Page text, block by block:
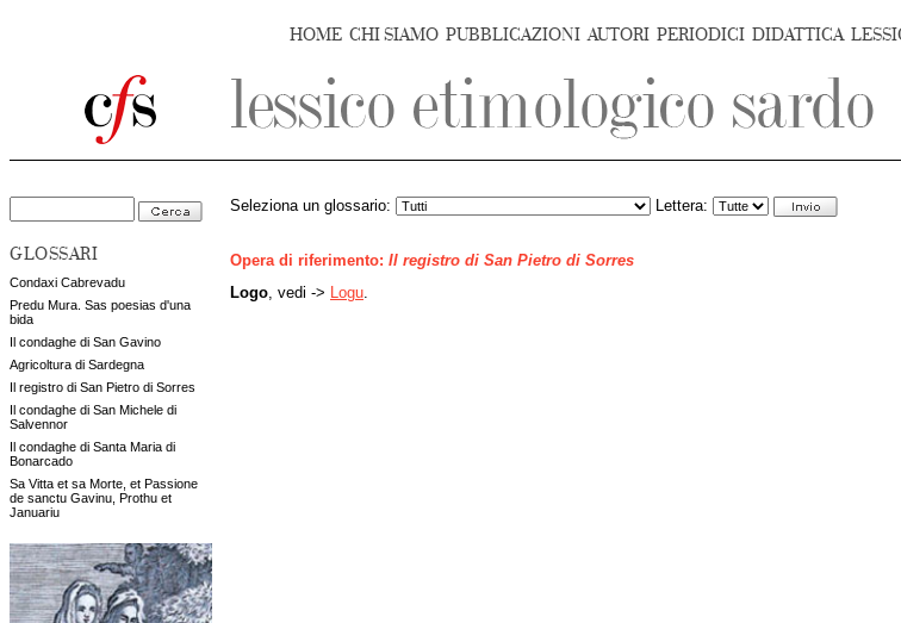
HOME CHI SIAMO PUBBLICAZIONI AUTORI PERIODICI DIDATTICA
GLOSSARI
Condaxi Cabrevadu
Predu Mura. Sas poesias d'una
bida
Il condaghe di San Gavino
Agricoltura di Sardegna
Il registro di San Pietro di Sorres
Il condaghe di San Michele di
Salvennor
Il condaghe di Santa Maria di
Bonarcado
Sa Vitta et sa Morte, et Passione
de sanctu Gavinu, Prothu et
Januariu
Seleziona un glossario: Lettera:
Opera di riferimento: Il registro di San Pietro di Sorres
Logo , vedi -> Logu